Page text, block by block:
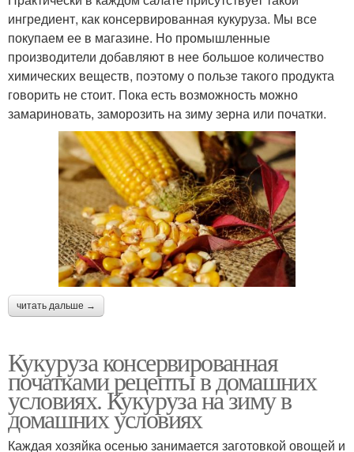
ингредиент, как консервированная кукуруза. Мы все
покупаем ее в магазине. Но промышленные
производители добавляют в нее большое количество
химических веществ, поэтому о пользе такого продукта
говорить не стоит. Пока есть возможность можно
замариновать, заморозить на зиму зерна или початки.
читать дальше →
Кукуруза консервированная
початками рецепты в домашних
условиях. Кукуруза на зиму в
домашних условиях
Каждая хозяйка осенью занимается заготовкой овощей и